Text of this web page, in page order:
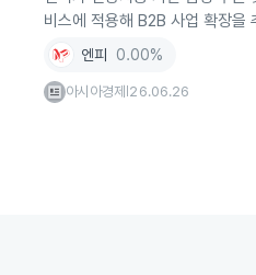
비스에 적용해 B2B 사업 확장을
엔피 0.00%
아시아경제 26.06.26